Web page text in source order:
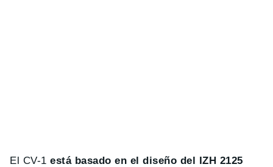
El CV-1está basado en el diseño del IZH 2125